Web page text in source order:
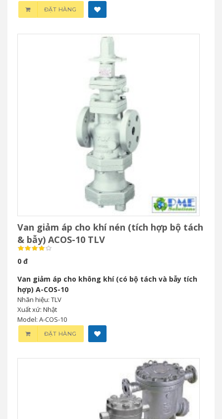
ĐẶT HÀNG
Van giảm áp cho khí nén (tích hợp bộ tách
& bẫy) ACOS-10 TLV
0 đ
Van giảm áp cho không khí (có bộ tách và bẫy tích
hợp) A-COS-10
Nhãn hiệu: TLV
Xuất xứ: Nhật
Model: A-COS-10
ĐẶT HÀNG